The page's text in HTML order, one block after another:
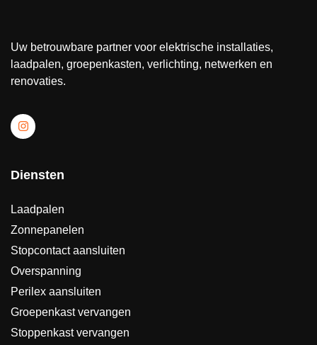
Uw betrouwbare partner voor elektrische installaties,
laadpalen, groepenkasten, verlichting, netwerken en
renovaties.
Diensten
Laadpalen
Zonnepanelen
Stopcontact aansluiten
Overspanning
Perilex aansluiten
Groepenkast vervangen
Stoppenkast vervangen